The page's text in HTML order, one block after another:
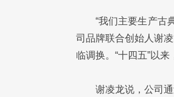
“我们主要生产古
司品牌联合创始人谢
临调换。“十四五”以
谢凌龙说，公司